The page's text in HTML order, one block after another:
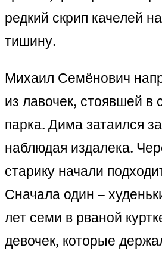
редкий скрип качелей
тишину.
Михаил Семёнович
из лавочек, стоявшей в
парка. Дима затаился
наблюдая издалека.
старику начали
Сначала один –
лет семи в рваной
девочек, которые